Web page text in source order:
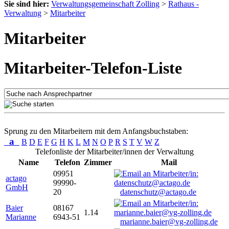
Sie sind hier: Verwaltungsgemeinschaft Zolling > Rathaus -
Verwaltung > Mitarbeiter
Mitarbeiter
Mitarbeiter-Telefon-Liste
Sprung zu den Mitarbeitern mit dem Anfangsbuchstaben:
a B D E F G H K L M N O P R S T V W Z
Telefonliste der Mitarbeiter/innen der Verwaltung
Name
Telefon Zimmer
Mail
actago
GmbH
09951
99990-
20
datenschutz@actago.de
Baier
Marianne
08167
6943-51
1.14
marianne.baier@vg-zolling.de